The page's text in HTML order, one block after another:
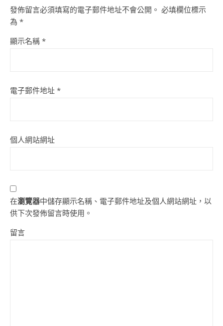
發佈留言必須填寫的電子郵件地址不會公開。 必填欄位標示
為 *
顯示名稱 *
電子郵件地址 *
個人網站網址
在瀏覽器中儲存顯示名稱、電子郵件地址及個人網站網址，以
供下次發佈留言時使用。
留言